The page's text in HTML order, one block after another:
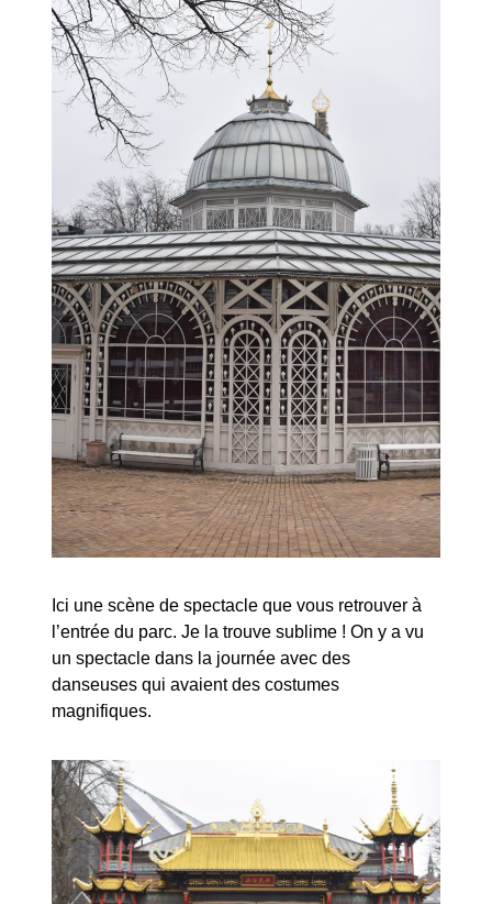
Ici une scène de spectacle que vous retrouver à
l’entrée du parc. Je la trouve sublime ! On y a vu
un spectacle dans la journée avec des
danseuses qui avaient des costumes
magnifiques.